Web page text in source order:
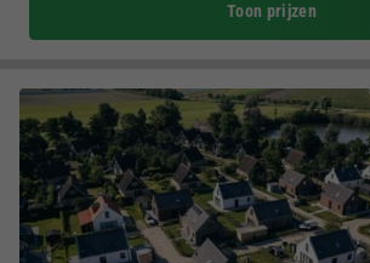
Toon prijzen